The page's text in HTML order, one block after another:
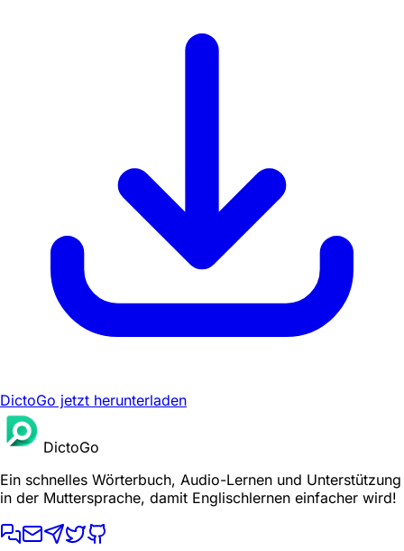
DictoGo jetzt herunterladen
DictoGo
Ein schnelles Wörterbuch, Audio-Lernen und Unterstützung
in der Muttersprache, damit Englischlernen einfacher wird!